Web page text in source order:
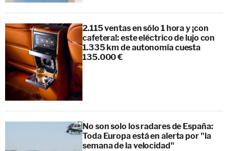
2.115 ventas en sólo 1 hora y ¡con
cafetera!: este eléctrico de lujo con
1.335 km de autonomía cuesta
135.000 €
No son solo los radares de España:
Toda Europa está en alerta por "la
semana de la velocidad"